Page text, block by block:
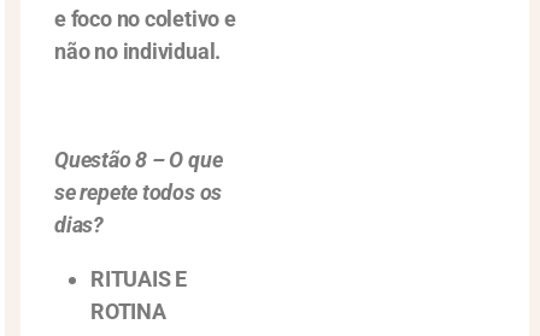
e foco no coletivo e
não no individual.
Questão 8 – O que
se repete todos os
dias?
RITUAIS E
ROTINA